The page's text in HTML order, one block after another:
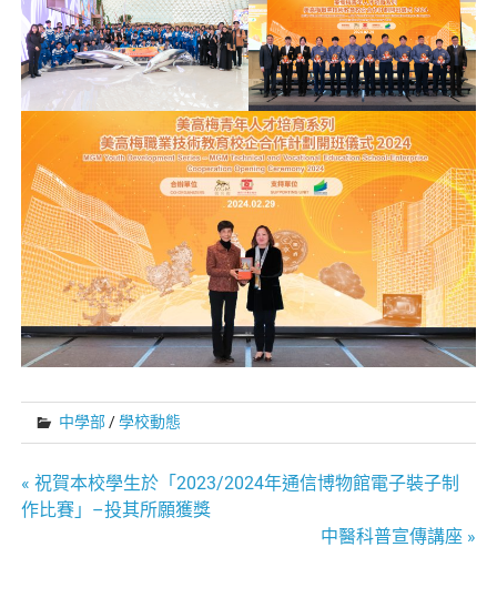
中學部 /學校動態
文
« 祝賀本校學生於「2023/2024年通信博物館電子裝子制
作比賽」–投其所願獲獎
中醫科普宣傳講座 »